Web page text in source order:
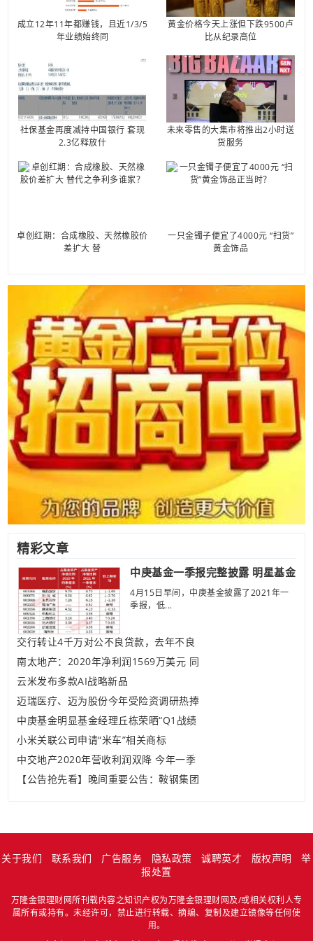
成立12年11年都赚钱，且近1/3/5
年业绩始终同
黄金价格今天上涨但下跌9500卢
比从纪录高位
社保基金再度减持中国银行 套现
2.3亿释放什
未来零售的大集市将推出2小时送
货服务
卓创红期：合成橡胶、天然橡胶价
差扩大 替
一只金镯子便宜了4000元 “扫货”
黄金饰品
精彩文章
中庚基金一季报完整披露 明星基金
4月15日早间，中庚基金披露了2021年一
季报，低...
交行转让4千万对公不良贷款，去年不良
南太地产：2020年净利润1569万美元 同
云米发布多款AI战略新品
迈瑞医疗、迈为股份今年受险资调研热捧
中庚基金明显基金经理丘栋荣晒“Q1战绩
小米关联公司申请“米车”相关商标
中交地产2020年营收利润双降 今年一季
【公告抢先看】晚间重要公告：鞍钢集团
关于我们 联系我们 广告服务 隐私政策 诚聘英才 版权声明
举
报处置
万隆金银理财网所刊载内容之知识产权为万隆金银理财网及/或相关权利人专
属所有或持有。未经许可，禁止进行转载、摘编、复制及建立镜像等任何使
用。